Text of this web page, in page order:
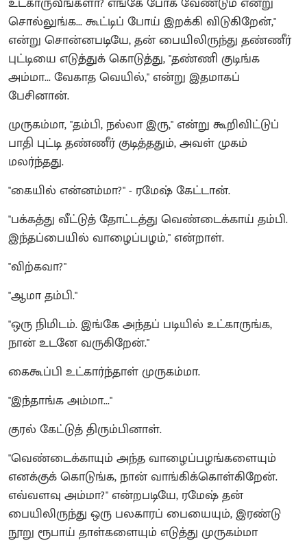
சொல்லுங்க... கூட்டிப் போய் இறக்கி விடுகிறேன்,"
என்று சொன்னபடியே, தன் பையிலிருந்து தண்ணீர்
புட்டியை எடுத்துக் கொடுத்து, "தண்ணி குடிங்க
அம்மா... வேகாத வெயில்," என்று இதமாகப்
பேசினான்.
முருகம்மா, "தம்பி, நல்லா இரு," என்று கூறிவிட்டுப்
பாதி புட்டி தண்ணீர் குடித்ததும், அவள் முகம்
மலர்ந்தது.
"கையில் என்னம்மா?" - ரமேஷ் கேட்டான்.
"பக்கத்து வீட்டுத் தோட்டத்து வெண்டைக்காய் தம்பி.
இந்தப்பையில் வாழைப்பழம்," என்றாள்.
"விற்கவா?"
"ஆமா தம்பி."
"ஒரு நிமிடம். இங்கே அந்தப் படியில் உட்காருங்க,
நான் உடனே வருகிறேன்."
கைகூப்பி உட்கார்ந்தாள் முருகம்மா.
"இந்தாங்க அம்மா..."
குரல் கேட்டுத் திரும்பினாள்.
"வெண்டைக்காயும் அந்த வாழைப்பழங்களையும்
எனக்குக் கொடுங்க, நான் வாங்கிக்கொள்கிறேன்.
எவ்வளவு அம்மா?" என்றபடியே, ரமேஷ் தன்
பையிலிருந்து ஒரு பலகாரப் பையையும், இரண்டு
நூறு ரூபாய் தாள்களையும் எடுத்து முருகம்மா